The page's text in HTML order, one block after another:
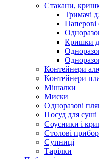
Стакани,
Тримачі
Паперові
Кришки
Контейнери
Контейнери
Мішалки
Миски
Одноразові
Посуд для суші
Соусники і
Столові
Супниці
Тарілки